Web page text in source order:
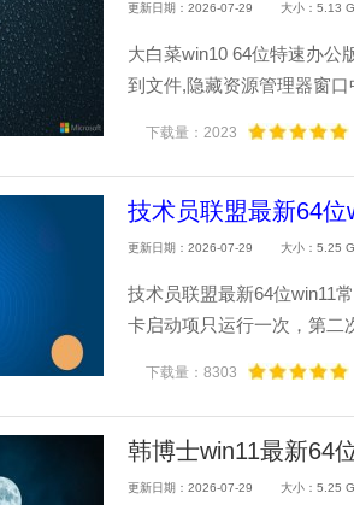
更新日期：2026-07-29 大小：5.13 G
大白菜win10 64位特速办公
到文件,隐藏资源管理器窗
下载量：2023
技术员联盟最新64
更新日期：2026-07-29 大小：5.25 G
技术员联盟最新64位win11
卡启动项只运行一次，第二
下载量：8303
韩博士win11最新64
更新日期：2026-07-29 大小：5.25 G